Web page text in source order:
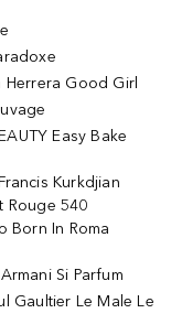
Herrera Good Girl
Easy Bake
Kurkdjian
Rouge 540
Born In Roma
Si Parfum
Gaultier Le Male Le